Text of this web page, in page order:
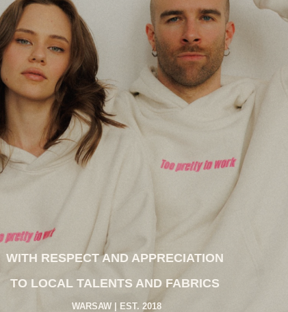
WITH RESPECT AND APPRECIATION
TO LOCAL TALENTS AND FABRICS
WARSAW | EST. 2018